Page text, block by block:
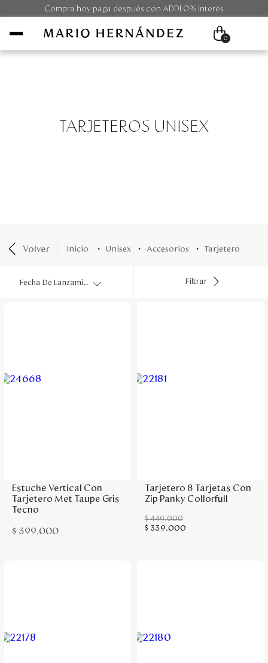
Compra hoy paga después con ADDI 0% interés
Outlet
Disney
Servicio al cliente
USA
Venezuela
0
TARJETEROS UNISEX
Volver unisex accesorios tarjetero
Fecha De Lanzamiento Filtrar
Estuche Vertical Con
Tarjetero Met Taupe Gris
Tecno
$ 399.000
Tarjetero 8 Tarjetas Con
Zip Panky Collorfull
$ 449.000
$ 339.000